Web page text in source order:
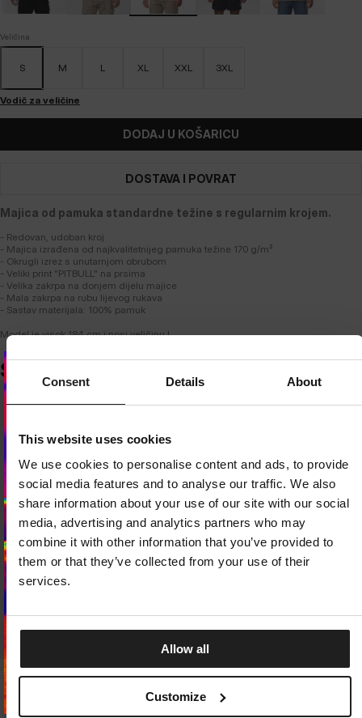
Consent Details About
This website uses cookies
We use cookies to personalise content and ads, to provide
social media features and to analyse our traffic. We also
share information about your use of our site with our social
media, advertising and analytics partners who may
combine it with other information that you’ve provided to
them or that they’ve collected from your use of their
services.
Allow all
Customize
Veličina
S M L XL XXL 3XL
Vodič za veličine
DODAJ U KOŠARICU
DOSTAVA I POVRAT
Majica od pamuka standardne težine s regularnim krojem.
- Redovan, udoban kroj
- Majica izrađena od najkvalitetnijeg pamuka težine 170 g/m²
- Okrugli izrez s unutarnjom obrubom
- Veliki print "PITBULL" na prsima
- Velika zakrpa na donjem dijelu majice
- Mala zakrpa na rubu lijevog rukava
- Sastav materijala: 100% pamuk
Model je visok 184 cm i nosi veličinu L.
SLIČNI PROIZVODI
Novi pad
5 Boje
Novi pad
MAJICA NORTON
5 Boje
LOCAL STORE AVAILABLE
Looks like you are in
Do you want to switch to your local store?
SWITCH TOUNITED STATESSTORE